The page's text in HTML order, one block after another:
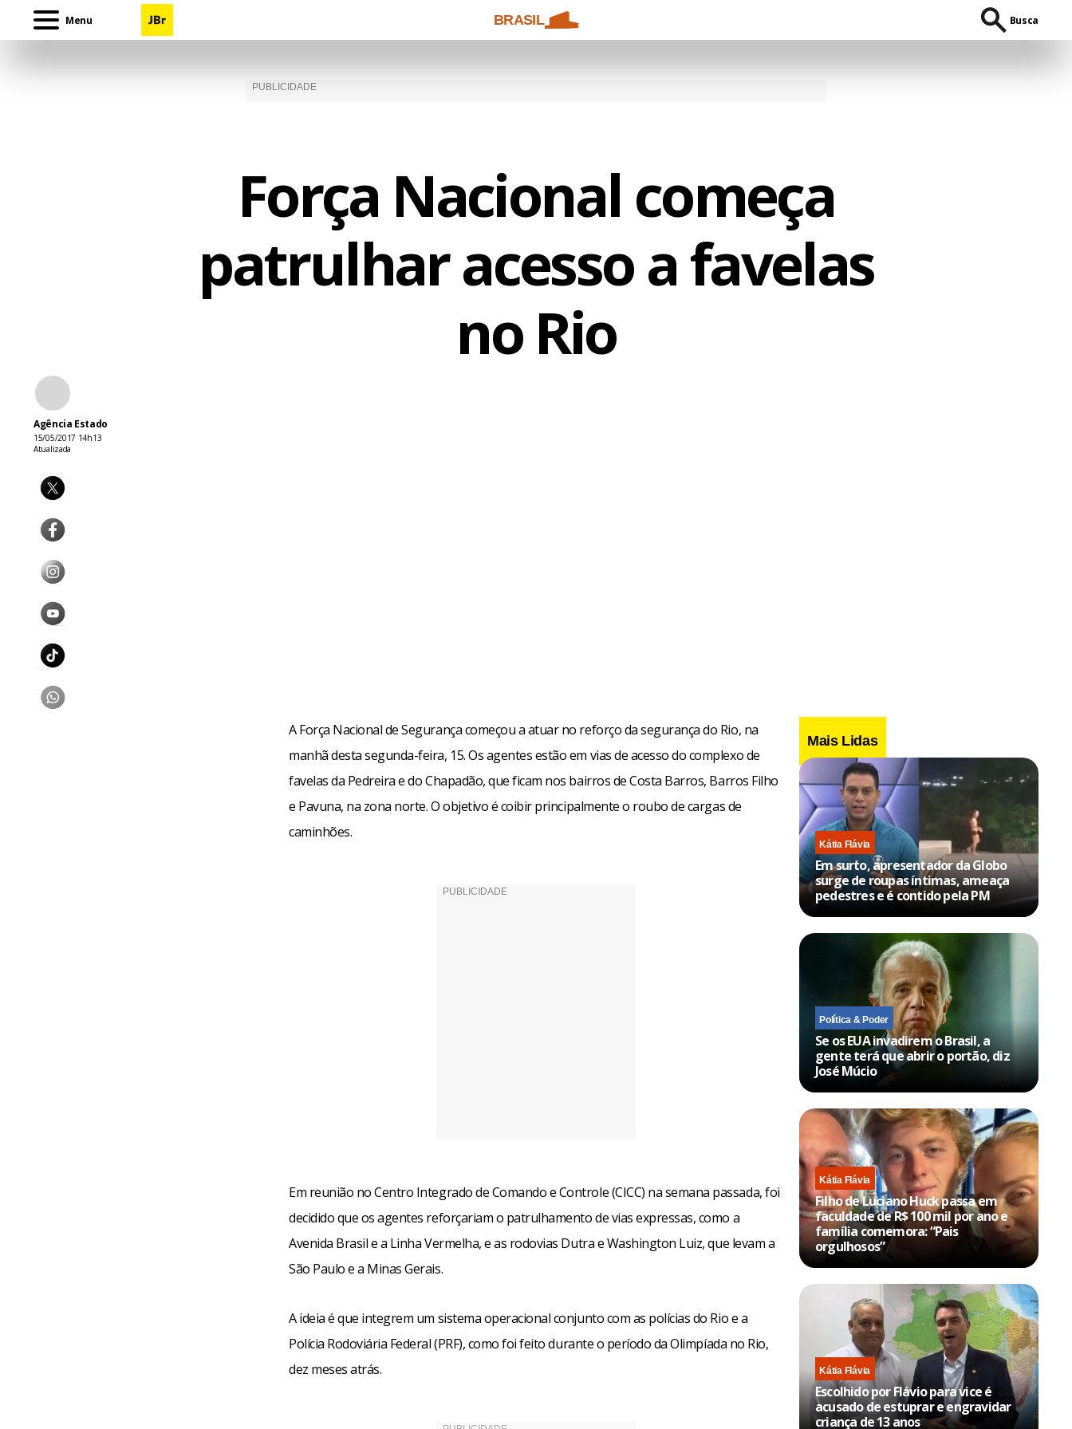
Menu BRASIL Busca
Força Nacional começa
patrulhar acesso a favelas
no Rio
Agência Estado
15/05/2017 14h13
Atualizada
A Força Nacional de Segurança começou a atuar no reforço da segurança do Rio, na
manhã desta segunda-feira, 15. Os agentes estão em vias de acesso do complexo de
favelas da Pedreira e do Chapadão, que ficam nos bairros de Costa Barros, Barros Filho
e Pavuna, na zona norte. O objetivo é coibir principalmente o roubo de cargas de
caminhões.
Em reunião no Centro Integrado de Comando e Controle (CICC) na semana passada, foi
decidido que os agentes reforçariam o patrulhamento de vias expressas, como a
Avenida Brasil e a Linha Vermelha, e as rodovias Dutra e Washington Luiz, que levam a
São Paulo e a Minas Gerais.
A ideia é que integrem um sistema operacional conjunto com as polícias do Rio e a
Polícia Rodoviária Federal (PRF), como foi feito durante o período da Olimpíada no Rio,
dez meses atrás.
Mais Lidas
Kátia Flávia
Em surto, apresentador da Globo
surge de roupas íntimas, ameaça
pedestres e é contido pela PM
Política & Poder
Se os EUA invadirem o Brasil, a
gente terá que abrir o portão, diz
José Múcio
Kátia Flávia
Filho de Luciano Huck passa em
faculdade de R$ 100 mil por ano e
família comemora: “Pais
orgulhosos”
Kátia Flávia
Escolhido por Flávio para vice é
acusado de estuprar e engravidar
criança de 13 anos